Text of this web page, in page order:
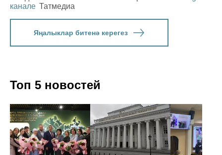
канале Татмедиа
Яңалыклар битенә керегез
Топ 5 новостей